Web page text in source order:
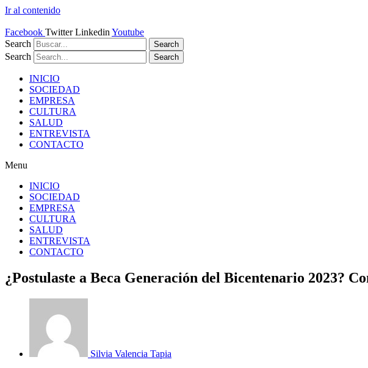
Ir al contenido
Facebook Twitter Linkedin Youtube
Search
Search
Search Search
INICIO
SOCIEDAD
EMPRESA
CULTURA
SALUD
ENTREVISTA
CONTACTO
Menu
INICIO
SOCIEDAD
EMPRESA
CULTURA
SALUD
ENTREVISTA
CONTACTO
¿Postulaste a Beca Generación del Bicentenario 2023?
Silvia Valencia Tapia